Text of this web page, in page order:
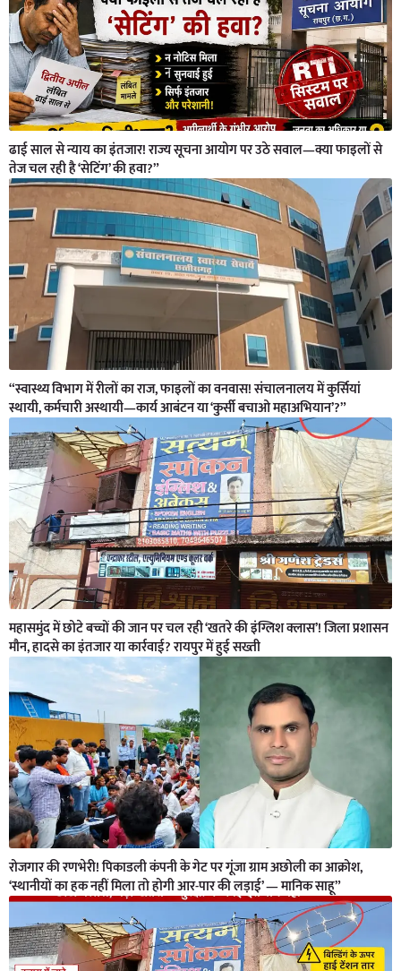
ढाई साल से न्याय का इंतजार! राज्य सूचना आयोग पर उठे सवाल—क्या फाइलों से
तेज चल रही है ‘सेटिंग’ की हवा?”
“स्वास्थ्य विभाग में रीलों का राज, फाइलों का वनवास! संचालनालय में कुर्सियां
स्थायी, कर्मचारी अस्थायी—कार्य आबंटन या ‘कुर्सी बचाओ महाअभियान’?”
महासमुंद में छोटे बच्चों की जान पर चल रही ‘खतरे की इंग्लिश क्लास’! जिला प्रशासन
मौन, हादसे का इंतजार या कार्रवाई? रायपुर में हुई सख्ती
रोजगार की रणभेरी! पिकाडली कंपनी के गेट पर गूंजा ग्राम अछोली का आक्रोश,
‘स्थानीयों का हक नहीं मिला तो होगी आर-पार की लड़ाई’ — मानिक साहू”